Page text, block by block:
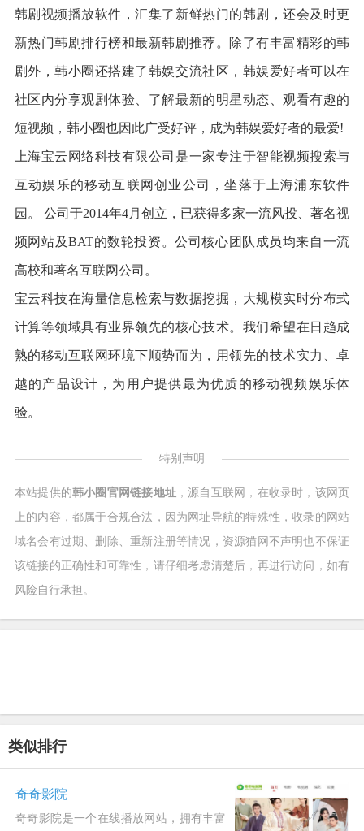
韩剧视频播放软件，汇集了新鲜热门的韩剧，还会及时更
新热门韩剧排行榜和最新韩剧推荐。除了有丰富精彩的韩
剧外，韩小圈还搭建了韩娱交流社区，韩娱爱好者可以在
社区内分享观剧体验、了解最新的明星动态、观看有趣的
短视频，韩小圈也因此广受好评，成为韩娱爱好者的最爱!
上海宝云网络科技有限公司是一家专注于智能视频搜索与
互动娱乐的移动互联网创业公司，坐落于上海浦东软件
园。 公司于2014年4月创立，已获得多家一流风投、著名视
频网站及BAT的数轮投资。公司核心团队成员均来自一流
高校和著名互联网公司。
宝云科技在海量信息检索与数据挖掘，大规模实时分布式
计算等领域具有业界领先的核心技术。我们希望在日趋成
熟的移动互联网环境下顺势而为，用领先的技术实力、卓
越的产品设计，为用户提供最为优质的移动视频娱乐体
验。
特别声明
本站提供的韩小圈官网链接地址 ，源自互联网，在收录时，该网页
上的内容，都属于合规合法，因为网址导航的特殊性，收录的网站
域名会有过期、删除、重新注册等情况，资源猫网不声明也不保证
该链接的正确性和可靠性，请仔细考虑清楚后，再进行访问，如有
风险自行承担。
类似排行
奇奇影院
奇奇影院是一个在线播放网站，拥有丰富